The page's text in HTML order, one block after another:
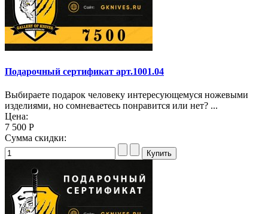
Подарочный сертификат арт.1001.04
Выбираете подарок человеку интересующемуся ножевыми
изделиями, но сомневаетесь понравится или нет? ...
Цена:
7 500 Р
Сумма скидки: